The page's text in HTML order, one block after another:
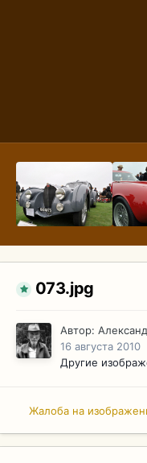
073.jpg
Автор:
16 августа 2010
Другие
Жалоба на